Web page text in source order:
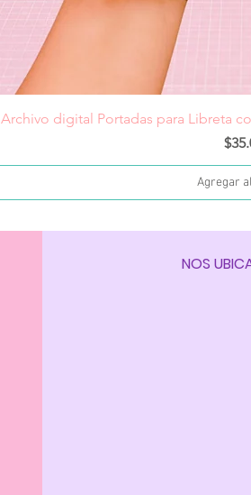
Vista
Archivo digital Portadas para Libreta
Agregar
NOS